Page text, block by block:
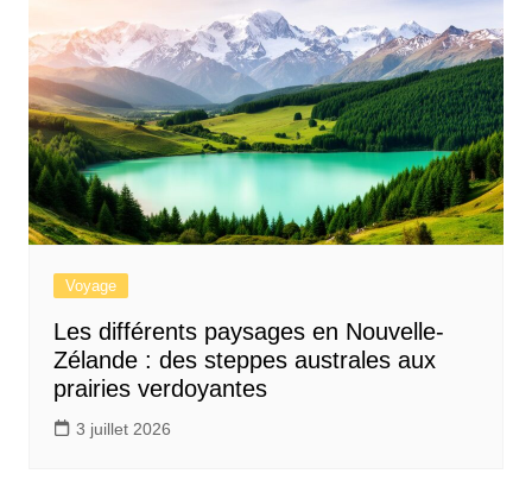
Voyage
Les différents paysages en Nouvelle-
Zélande : des steppes australes aux
prairies verdoyantes
3 juillet 2026